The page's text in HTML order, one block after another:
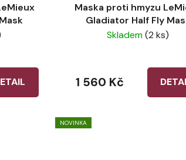
Maska proti hmyzu
Gladiator Half Fly
Skladem(2 ks)
1 560 Kč
NOVINKA